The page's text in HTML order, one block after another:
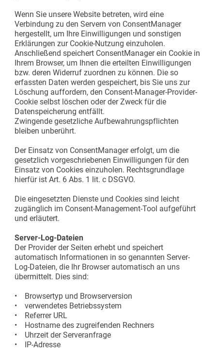
Wenn Sie unsere Website betreten, wird eine
Verbindung zu den Servern von ConsentManager
hergestellt, um Ihre Einwilligungen und sonstigen
Erklärungen zur Cookie-Nutzung einzuholen.
Anschließend speichert ConsentManager ein Cookie in
Ihrem Browser, um Ihnen die erteilten Einwilligungen
bzw. deren Widerruf zuordnen zu können. Die so
erfassten Daten werden gespeichert, bis Sie uns zur
Löschung auffordern, den Consent-Manager-Provider-
Cookie selbst löschen oder der Zweck für die
Datenspeicherung entfällt.
Zwingende gesetzliche Aufbewahrungspflichten
bleiben unberührt.
Der Einsatz von ConsentManager erfolgt, um die
gesetzlich vorgeschriebenen Einwilligungen für den
Einsatz von Cookies einzuholen. Rechtsgrundlage
hierfür ist Art. 6 Abs. 1 lit. c DSGVO.
Die eingesetzten Dienste und Cookies sind leicht
zugänglich im Consent-Management-Tool aufgeführt
und erläutert.
Server-Log-Dateien
Der Provider der Seiten erhebt und speichert
automatisch Informationen in so genannten Server-
Log-Dateien, die Ihr Browser automatisch an uns
übermittelt. Dies sind:
• Browsertyp und Browserversion
• verwendetes Betriebssystem
• Referrer URL
• Hostname des zugreifenden Rechners
• Uhrzeit der Serveranfrage
• IP-Adresse